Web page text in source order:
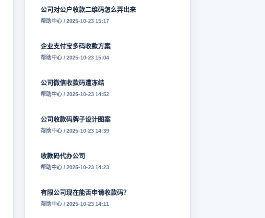
公司对公户收款二维码怎么弄出来
帮助中心 / 2025-10-23 15:17
企业支付宝多码收款方案
帮助中心 / 2025-10-23 15:04
公司微信收款码遭冻结
帮助中心 / 2025-10-23 14:52
公司收款码牌子设计图案
帮助中心 / 2025-10-23 14:39
收款码代办公司
帮助中心 / 2025-10-23 14:23
有限公司现在能否申请收款码？
帮助中心 / 2025-10-23 14:11